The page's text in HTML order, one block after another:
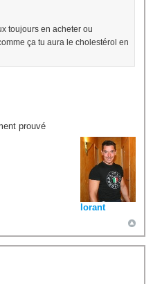
toujours en acheter ou
ça tu aura le cholestérol en
prouvé
lorant